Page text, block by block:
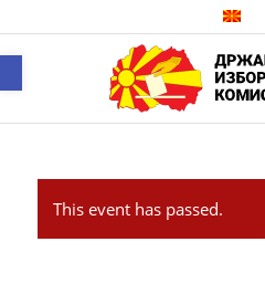
This event has passed.
Open toolbar